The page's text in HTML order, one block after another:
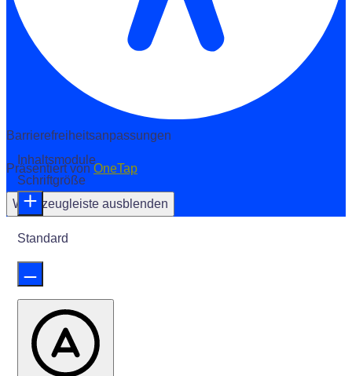
Barrierefreiheitsanpassungen
Präsentiert von OneTap
Werkzeugleiste ausblenden
Inhaltsmodule
Schriftgröße
Standard